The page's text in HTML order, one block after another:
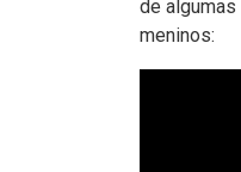
de algumas
meninos: